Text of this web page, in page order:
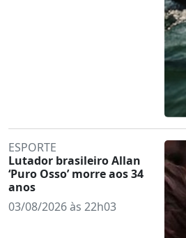
ESPORTE
Lutador brasileiro Allan
‘Puro Osso’ morre aos 34
anos
03/08/2026 às 22h03